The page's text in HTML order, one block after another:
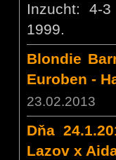
Inzucht: 4-
1999.
Blondie
Euroben -
23.02.2013
Dňa
Lazov x